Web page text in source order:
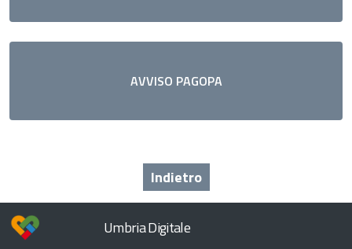
AVVISO PAGOPA
Indietro
Umbria Digitale